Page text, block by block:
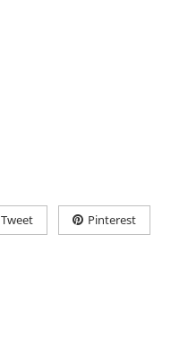
Tweet Pinterest